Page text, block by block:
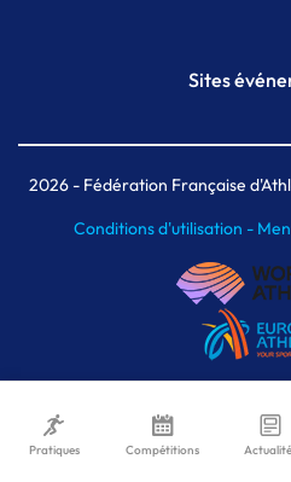
Plateforme
Sites
Meeting de
MAIF Ekiden
2026- Fédération Française
Conditions d'utilisation -
Pratiques Compétitions